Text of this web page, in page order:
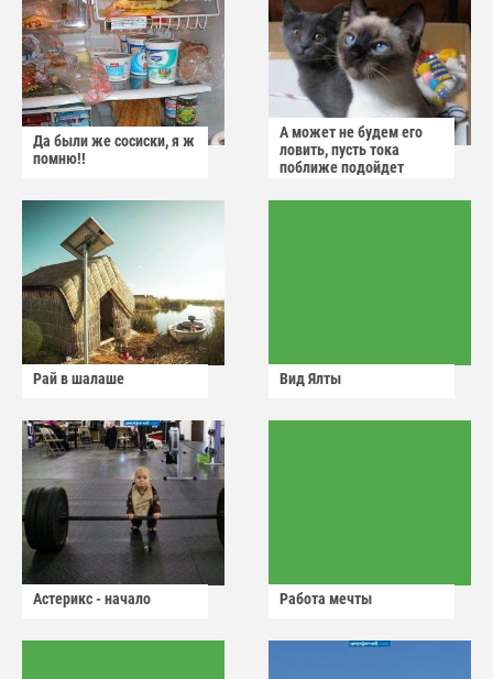
Да были же сосиски, я ж
помню!!
А может не будем его
ловить, пусть тока
поближе подойдет
Рай в шалаше Вид Ялты
Астерикс - начало Работа мечты